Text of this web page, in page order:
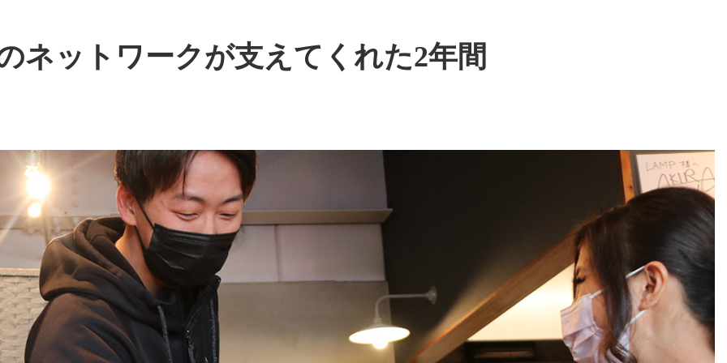
ネットワークが支えてくれた2年間